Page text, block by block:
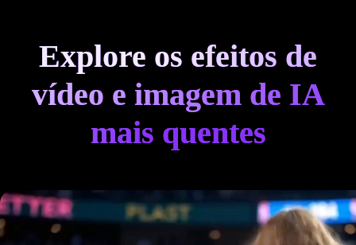
Explore os efeitos de
vídeo e imagem de IA
mais quentes